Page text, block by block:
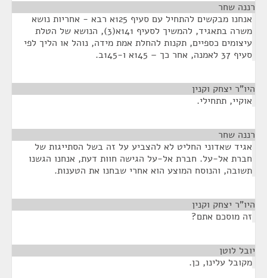
רננה שחר
אנחנו מבקשים להתחיל עם סעיף 125א רבא - אחריות נושא
משרה בתאגיד, להמשיך לסעיף 141א(3), הנושא של הטלת
עיצומים כספיים, תקנות להחלת אמת מידה, נוהל או הליך לפי
סעיף 37 לאמנה, אחר כך – 145א ו-145ב.
היו"ר יצחק וקנין
אוקיי, תתחילי.
רננה שחר
אגיד שאדוני החליט לא להצביע על זה בשל הסתייגות של
חברת אל-על. חברת אל-על הגישה חוות דעת, אנחנו הגשנו
תשובה, והנוסח המוצע הוא אחרי שבחנו את הטענות.
היו"ר יצחק וקנין
זה מוסכם אתם?
יובל לוטן
מקובל עלינו, כן.